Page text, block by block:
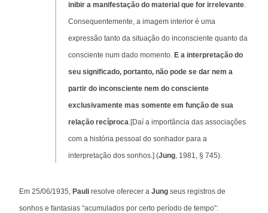
inibir a manifestação do material que for irrelevante.
Consequentemente, a imagem interior é uma
expressão tanto da situação do inconsciente quanto da
consciente num dado momento. E a interpretação do
seu significado, portanto, não pode se dar nem a
partir do inconsciente nem do consciente
exclusivamente mas somente em função de sua
relação recíproca.[Daí a importância das associações
com a história pessoal do sonhador para a
interpretação dos sonhos.] (Jung, 1981, § 745).
Em 25/06/1935, Pauli resolve oferecer a Jung seus registros de
sonhos e fantasias “acumulados por certo período de tempo”: